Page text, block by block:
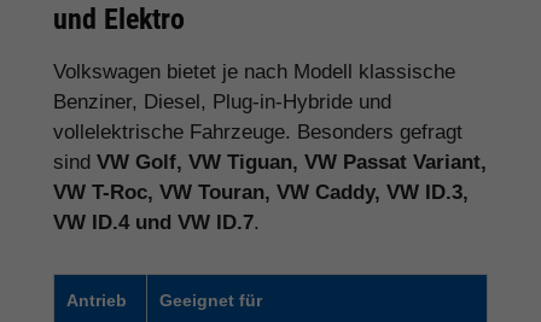
und Elektro
Volkswagen bietet je nach Modell klassische
Benziner, Diesel, Plug-in-Hybride und
vollelektrische Fahrzeuge. Besonders gefragt
sind VW Golf, VW Tiguan, VW Passat Variant,
VW T-Roc, VW Touran, VW Caddy, VW ID.3,
VW ID.4 und VW ID.7.
Antrieb Geeignet für